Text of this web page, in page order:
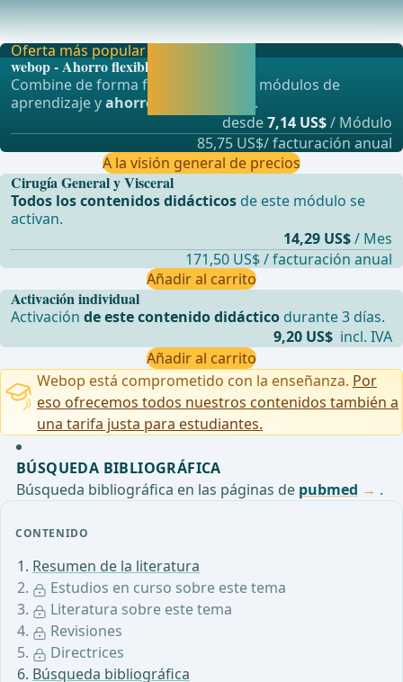
CONTENIDO
Resumen de la literatura
Estudios en curso sobre este tema
Literatura sobre este tema
Revisiones
Directrices
Búsqueda bibliográfica
Estudio DOLCE: Colecistectom&#xED;a laparosc&#xF3;pica
en r&#xE9;gimen ambulatorio versus pernoctac
Activación individual
Activaciónde este contenido didáctico durante 3 días.
9,20 US$ incl. IVA
Añadir al carrito
Oferta más popular
webop - Ahorro flexible
Combine de forma flexible nuestros módulos de
aprendizaje yahorre hasta un 50% .
desde7,14 US$/ Módulo
85,75 US$/ facturación anual
A la visión general de precios
Cirugía General y Visceral
Todos los contenidos didácticos de este módulo se
activan.
14,29 US$/ Mes
171,50 US$ / facturación anual
Añadir al carrito
Webop está comprometido con la enseñanza. Por
eso ofrecemos todos nuestros contenidos también a
una tarifa justa para estudiantes.
BÚSQUEDA BIBLIOGRÁFICA
Búsqueda bibliográfica en las páginas de pubmed .